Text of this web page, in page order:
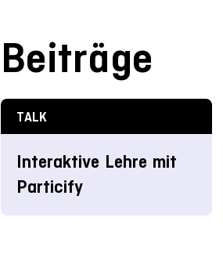
Beiträge
TALK
Interaktive Lehre mit
Particify